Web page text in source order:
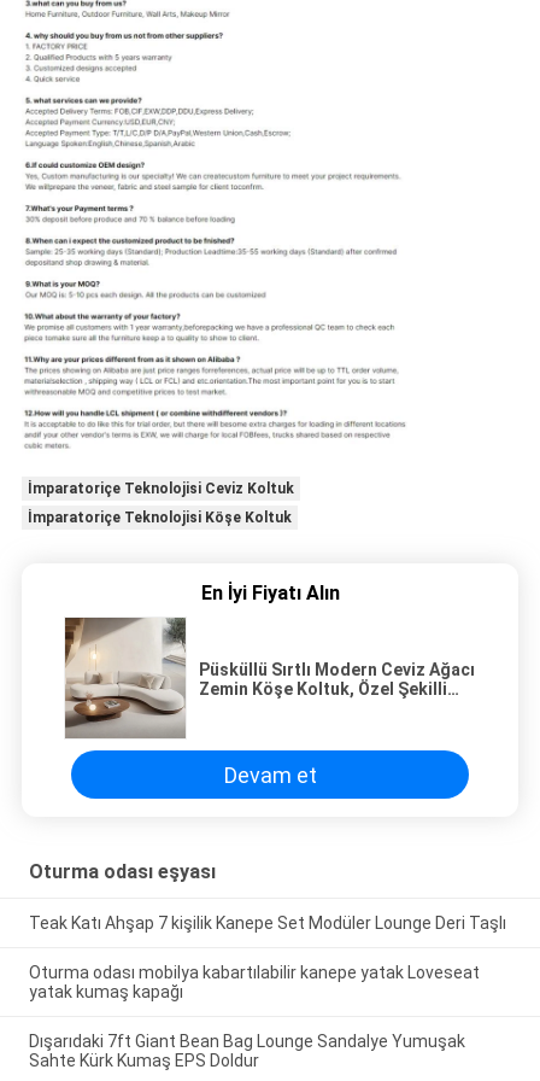
İmparatoriçe Teknolojisi Ceviz Koltuk
İmparatoriçe Teknolojisi Köşe Koltuk
En İyi Fiyatı Alın
Püsküllü Sırtlı Modern Ceviz Ağacı
Zemin Köşe Koltuk, Özel Şekilli
Devam et
Oturma odası eşyası
Teak Katı Ahşap 7 kişilik Kanepe Set Modüler Lounge Deri Taşlı
Oturma odası mobilya kabartılabilir kanepe yatak Loveseat
yatak kumaş kapağı
Dışarıdaki 7ft Giant Bean Bag Lounge Sandalye Yumuşak
Sahte Kürk Kumaş EPS Doldur